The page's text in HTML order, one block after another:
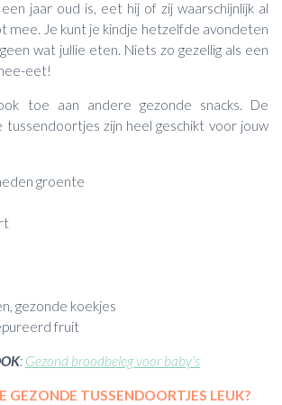
jaar oud is, eet hij of zij waarschijnlijk al
mee. Je kunt je kindje hetzelfde avondeten
wat jullie eten. Niets zo gezellig als een
eet!
toe aan andere gezonde snacks. De
tussendoortjes zijn heel geschikt voor jouw
groente
gezonde koekjes
fruit
: Gezond broodbeleg voor baby's
GEZONDE TUSSENDOORTJES LEUK?